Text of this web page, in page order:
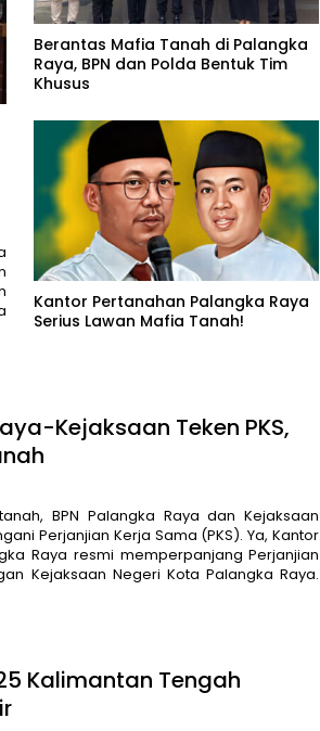
Berantas Mafia Tanah di Palangka
Raya, BPN dan Polda Bentuk Tim
Khusus
Kantor Pertanahan Palangka Raya
Serius Lawan Mafia Tanah!
Kejaksaan Teken PKS,
BPN Palangka Raya dan Kejaksaan
Perjanjian Kerja Sama (PKS). Ya, Kantor
Raya resmi memperpanjang Perjanjian
Kejaksaan Negeri Kota Palangka Raya.
Kalimantan Tengah